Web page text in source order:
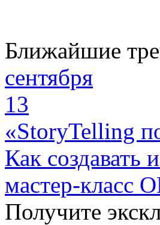
Ближайшие
сентября
13
«StoryTelling
Как создавать
мастер-класс
Получите